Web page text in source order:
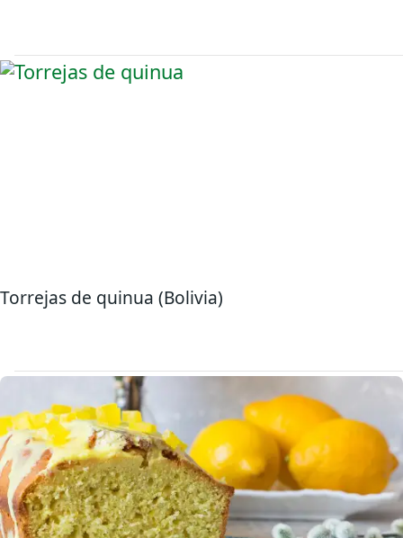
Torrejas de quinua (Bolivia)